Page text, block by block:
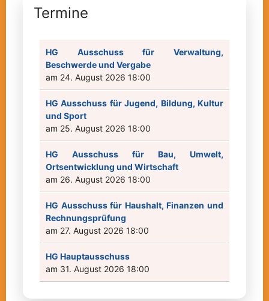
Termine
HG Ausschuss für Verwaltung,
Beschwerde und Vergabe
am 24. August 2026 18:00
HG Ausschuss für Jugend, Bildung, Kultur
und Sport
am 25. August 2026 18:00
HG Ausschuss für Bau, Umwelt,
Ortsentwicklung und Wirtschaft
am 26. August 2026 18:00
HG Ausschuss für Haushalt, Finanzen und
Rechnungsprüfung
am 27. August 2026 18:00
HG Hauptausschuss
am 31. August 2026 18:00